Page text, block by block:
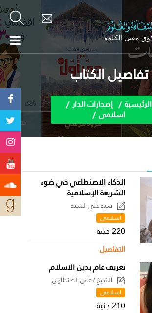
تفاصيل الكتاب
الرئيسية إصدارات الدار
اسلامى
الذكاء الاصنطاعي في ضوء
الشريعة الإسلامية
سيد علي السيد
اسلامى
220 جنية
التفاصيل
تعريف عام بدين الاسلام
الشيخ / على الطنطاوي
اسلامى
210 جنية